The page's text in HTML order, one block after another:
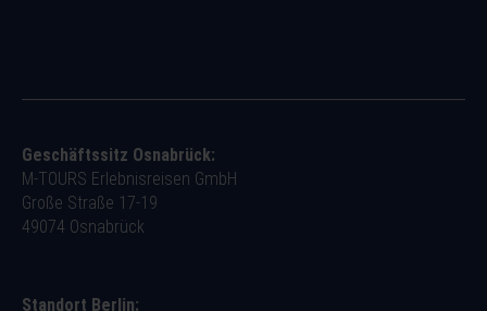
Geschäftssitz Osnabrück:
M-TOURS Erlebnisreisen GmbH
Große Straße 17-19
49074 Osnabrück
Standort Berlin: